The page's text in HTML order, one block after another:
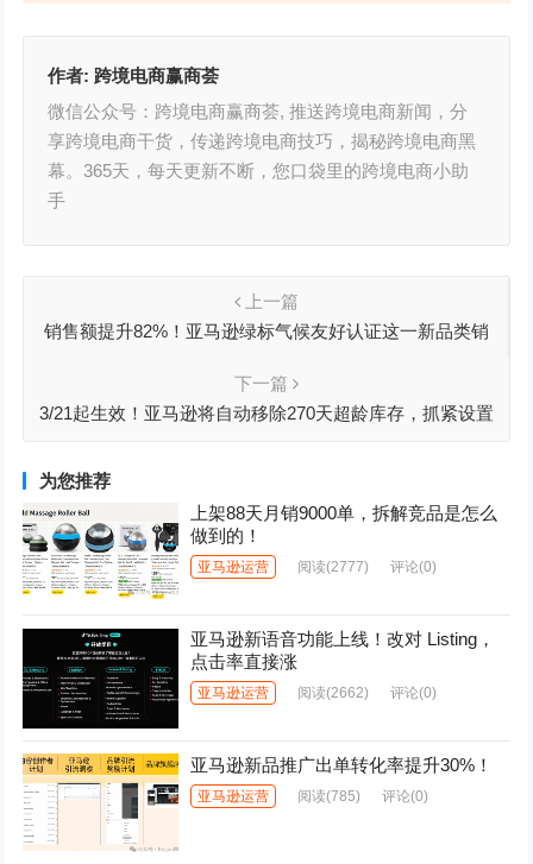
作者: 跨境电商赢商荟
微信公众号：跨境电商赢商荟, 推送跨境电商新闻，分
享跨境电商干货，传递跨境电商技巧，揭秘跨境电商黑
幕。365天，每天更新不断，您口袋里的跨境电商小助
手
上一篇
销售额提升82%！亚马逊绿标气候友好认证这一新品类销
下一篇
3/21起生效！亚马逊将自动移除270天超龄库存，抓紧设置
为您推荐
上架88天月销9000单，拆解竞品是怎么
做到的！
亚马逊运营 阅读(2777) 评论(0)
亚马逊新语音功能上线！改对 Listing，
点击率直接涨
亚马逊运营 阅读(2662) 评论(0)
亚马逊新品推广出单转化率提升30%！
亚马逊运营 阅读(785) 评论(0)